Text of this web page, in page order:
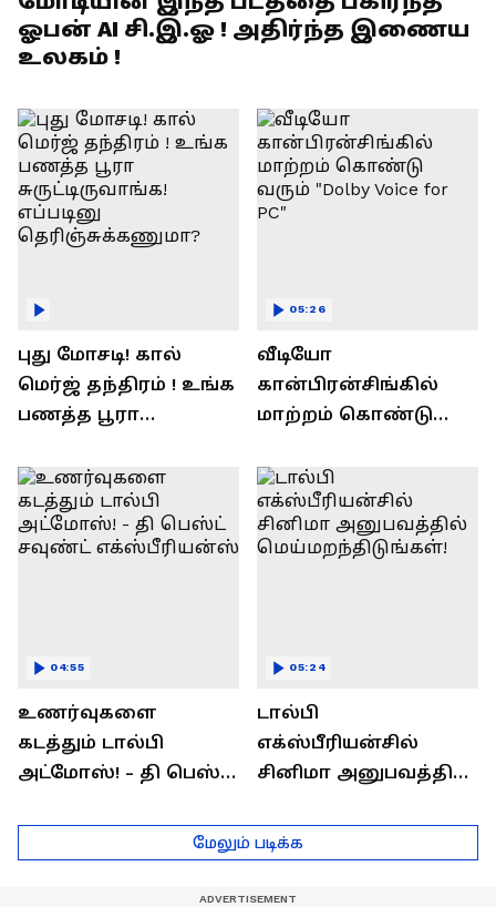
ஓபன் AI சி.இ.ஓ ! அதிர்ந்த இணைய
உலகம் !
புது மோசடி! கால்
மெர்ஜ் தந்திரம் ! உங்க
பணத்த பூரா
எப்படினு
தெரிஞ்சுக்கணுமா?
வீடியோ
கான்பிரன்சிங்கில்
மாற்றம் கொண்டு
PC"
05:26
உணர்வுகளை
கடத்தும் டால்பி
அட்மோஸ்! - தி பெஸ்ட்
எக்ஸ்பீரியன்ஸ்
04:55
டால்பி
எக்ஸ்பீரியன்சில்
சினிமா அனுபவத்தில்
05:24
மேலும் படிக்க